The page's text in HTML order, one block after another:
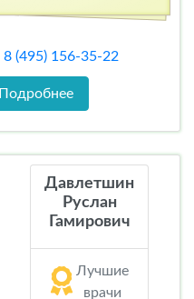
8 (495) 156-35-22
Подробнее
Давлетшин
Руслан
Гамирович
Лучшие
врачи